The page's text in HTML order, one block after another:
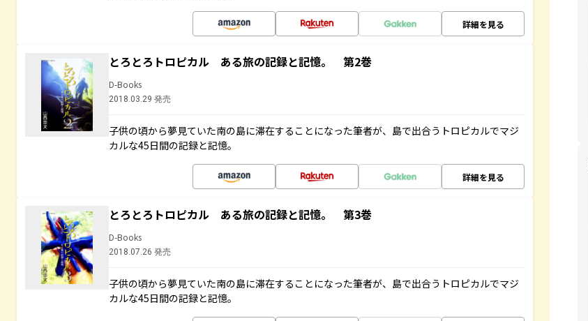
詳細を見る
とろとろトロピカル ある旅の記録と記憶。 第2巻
D-Books
2018.03.29 発売
子供の頃から夢見ていた南の島に滞在することになった筆者が、島で出合うトロピカルでマジ
カルな45日間の記録と記憶。
詳細を見る
とろとろトロピカル ある旅の記録と記憶。 第3巻
D-Books
2018.07.26 発売
子供の頃から夢見ていた南の島に滞在することになった筆者が、島で出合うトロピカルでマジ
カルな45日間の記録と記憶。